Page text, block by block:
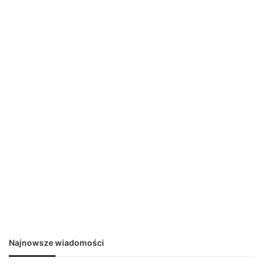
Najnowsze wiadomości